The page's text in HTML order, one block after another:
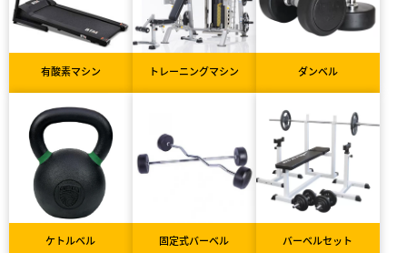
有酸素マシン トレーニングマシン ダンベル
ケトルベル 固定式バーベル バーベルセット